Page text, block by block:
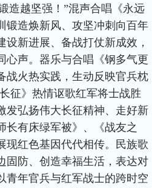
造越坚强！”混声合唱《永远
锻造焕新风、攻坚冲刺向百年
新进展、备战打仗新成效，
心声。器乐与合唱《钢多气更
战火热实践，生动反映官兵枕
征》热情讴歌红军将士战胜
发弘扬伟大长征精神、走好新
长有床绿军被》、《战友之
现红色基因代代相传。民族歌
固防、创造幸福生活，表达对
青年官兵与红军战士的跨时空